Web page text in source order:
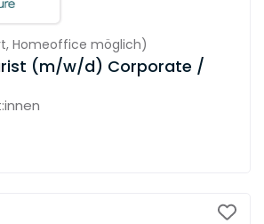
Homeoffice möglich)
(m/w/d) Corporate /